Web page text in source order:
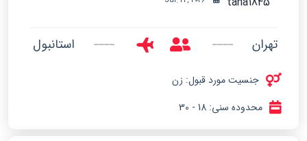
تهران استانبول
جنسیت مورد قبول: زن
محدوده سنی: 18 - 30